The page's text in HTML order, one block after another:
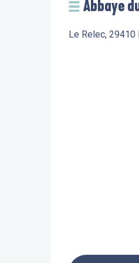
Abbaye
Le Relec,